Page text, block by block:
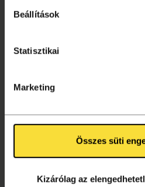
Beállítások
Statisztikai
Marketing
Összes süti
Kizárólag az
KÖVESS